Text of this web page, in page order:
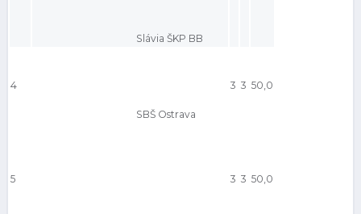
Slávia ŠKP BB
4
SBŠ Ostrava
3 3 50,0
5 3 3 50,0